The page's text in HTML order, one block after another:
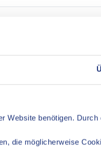
Website benötigen. Durch
die möglicherweise